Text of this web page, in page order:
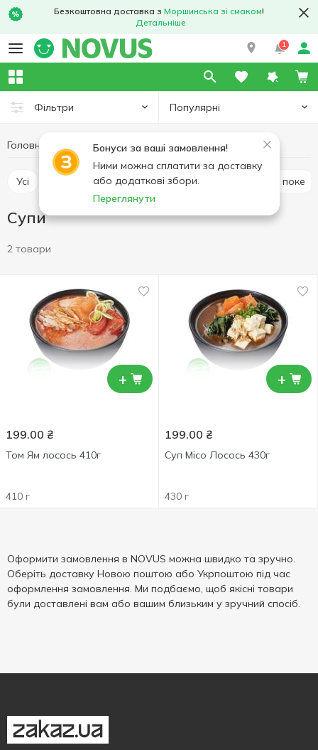
Безкоштовна доставка з Моршинська зі смаком!
Детальніше
1
Фільтри Популярні
Бонуси за ваші замовлення!
Ними можна сплатити за доставку
або додаткові збори.
Переглянути
Головна Кулінарія Азійська кухня Cупи
Усі Суші та сети Локшина і WOK Салати і поке
Cупи
2 товари
+
199.00 ₴
Том Ям лосось 410г
410 г
+
199.00 ₴
Суп Місо Лосось 430г
430 г
Оформити замовлення в NOVUS можна швидко та зручно.
Оберіть доставку Новою поштою або Укрпоштою під час
оформлення замовлення. Ми подбаємо, щоб якісні товари
були доставлені вам або вашим близьким у зручний спосіб.